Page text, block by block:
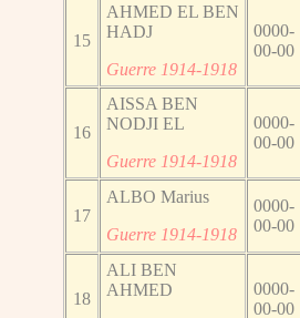
15
AHMED EL BEN
HADJ
Guerre 1914-1918
0000-
00-00
16
AISSA BEN
NODJI EL
Guerre 1914-1918
0000-
00-00
17
ALBO Marius
Guerre 1914-1918
0000-
00-00
18
ALI BEN
AHMED
0000-
00-00